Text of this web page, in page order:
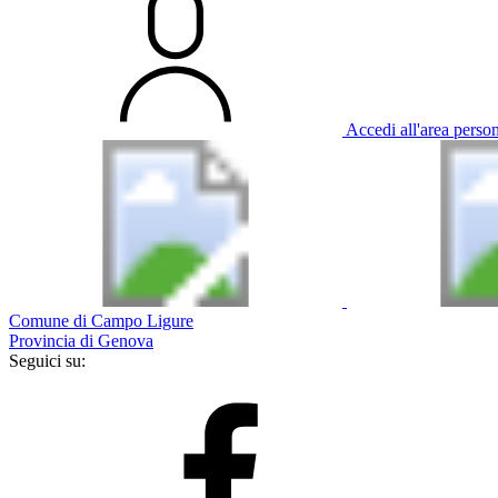
Accedi all'area
Comune di Campo Ligure
Provincia di Genova
Seguici su: